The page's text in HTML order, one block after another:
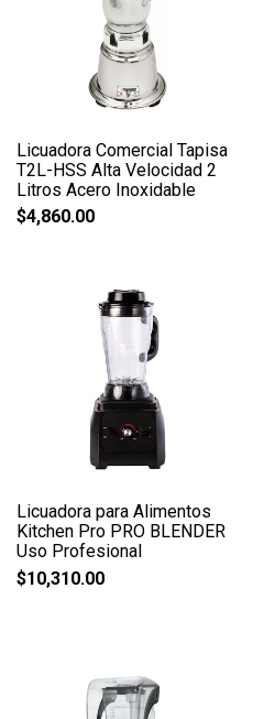
Licuadora Comercial Tapisa
T2L-HSS Alta Velocidad 2
Litros Acero Inoxidable
$4,860.00
Licuadora para Alimentos
Kitchen Pro PRO BLENDER
Uso Profesional
$10,310.00